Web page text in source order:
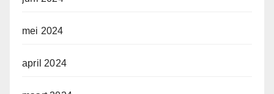
mei 2024
april 2024